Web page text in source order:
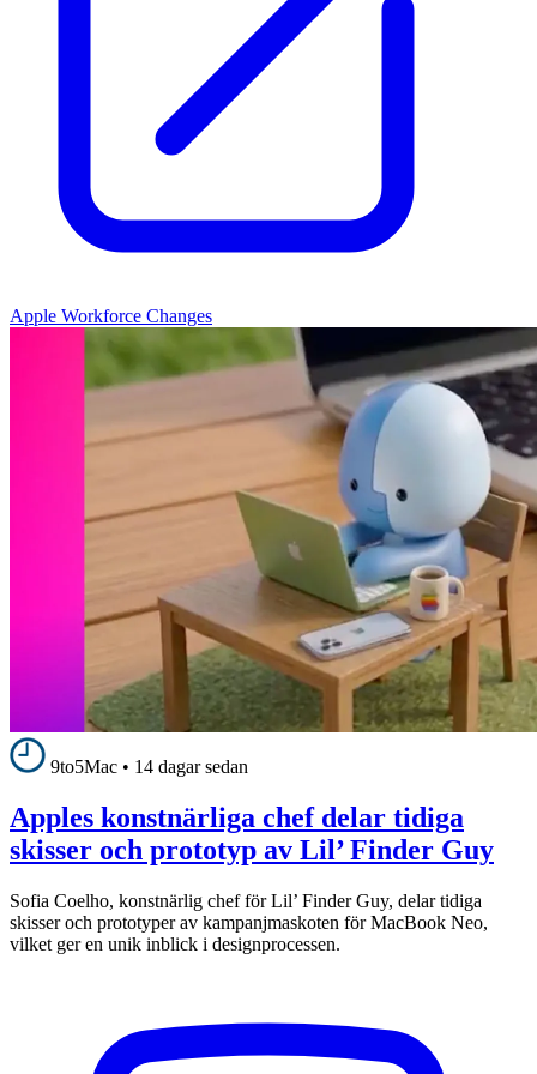
Apple Workforce Changes
9to5Mac • 14 dagar sedan
Apples konstnärliga chef delar tidiga
skisser och prototyp av Lil’ Finder Guy
Sofia Coelho, konstnärlig chef för Lil’ Finder Guy, delar tidiga
skisser och prototyper av kampanjmaskoten för MacBook Neo,
vilket ger en unik inblick i designprocessen.